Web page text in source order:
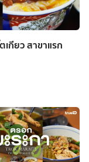
เกียว สาขาแรก